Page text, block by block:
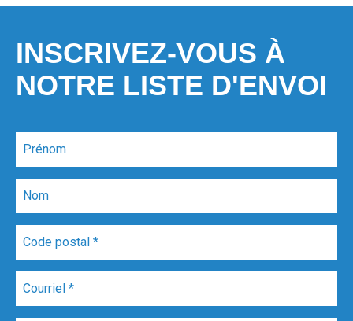
INSCRIVEZ-VOUS À
NOTRE LISTE D'ENVOI